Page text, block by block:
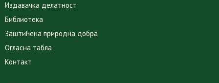
Издавачка делатност
Библиотека
Заштићена природна добра
Огласна табла
Контакт